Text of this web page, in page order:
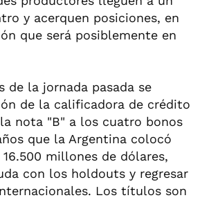
y acerquen posiciones, en
que será posiblemente en
de la jornada pasada se
de la calificadora de crédito
nota "B" a los cuatro bonos
que la Argentina colocó
millones de dólares,
con los holdouts y regresar
Los títulos son